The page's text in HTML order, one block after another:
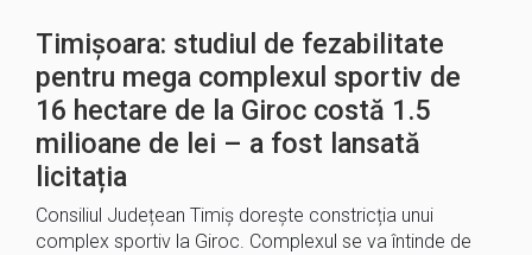
Timișoara: studiul de fezabilitate
pentru mega complexul sportiv de
16 hectare de la Giroc costă 1.5
milioane de lei – a fost lansată
licitația
Consiliul Județean Timiș dorește constricția unui
complex sportiv la Giroc. Complexul se va întinde de